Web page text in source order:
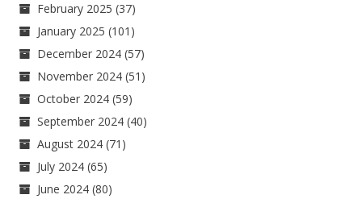
February 2025 (37)
January 2025 (101)
December 2024 (57)
November 2024 (51)
October 2024 (59)
September 2024 (40)
August 2024 (71)
July 2024 (65)
June 2024 (80)